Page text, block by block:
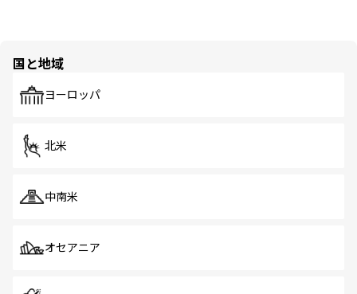
国と地域
ヨーロッパ
北米
中南米
オセアニア